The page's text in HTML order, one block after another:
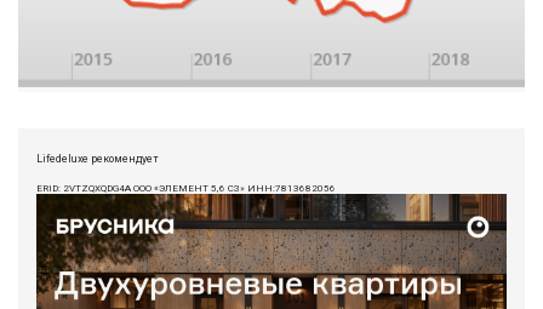
Lifedeluxe рекомендует
ERID: 2VTZQXQDG4A ООО «ЭЛЕМЕНТ 5,6 СЗ» ИНН:7813682056